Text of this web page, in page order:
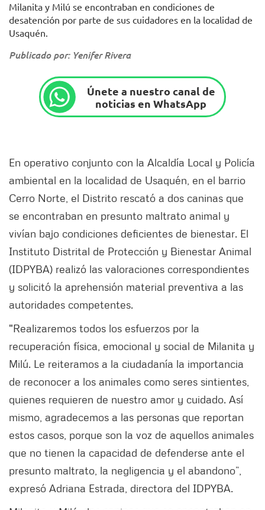
Milanita y Milú se encontraban en condiciones de
desatención por parte de sus cuidadores en la localidad de
Usaquén.
Publicado por: Yenifer Rivera
Únete a nuestro canal de
noticias en WhatsApp
En operativo conjunto con la Alcaldía Local y Policía
ambiental en la localidad de Usaquén, en el barrio
Cerro Norte, el Distrito rescató a dos caninas que
se encontraban en presunto maltrato animal y
vivían bajo condiciones deficientes de bienestar. El
Instituto Distrital de Protección y Bienestar Animal
(IDPYBA) realizó las valoraciones correspondientes
y solicitó la aprehensión material preventiva a las
autoridades competentes.
"Realizaremos todos los esfuerzos por la
recuperación física, emocional y social de Milanita y
Milú. Le reiteramos a la ciudadanía la importancia
de reconocer a los animales como seres sintientes,
quienes requieren de nuestro amor y cuidado. Así
mismo, agradecemos a las personas que reportan
estos casos, porque son la voz de aquellos animales
que no tienen la capacidad de defenderse ante el
presunto maltrato, la negligencia y el abandono”,
expresó Adriana Estrada, directora del IDPYBA.